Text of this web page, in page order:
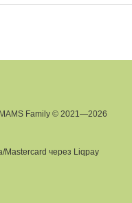
Family © 2021—2026